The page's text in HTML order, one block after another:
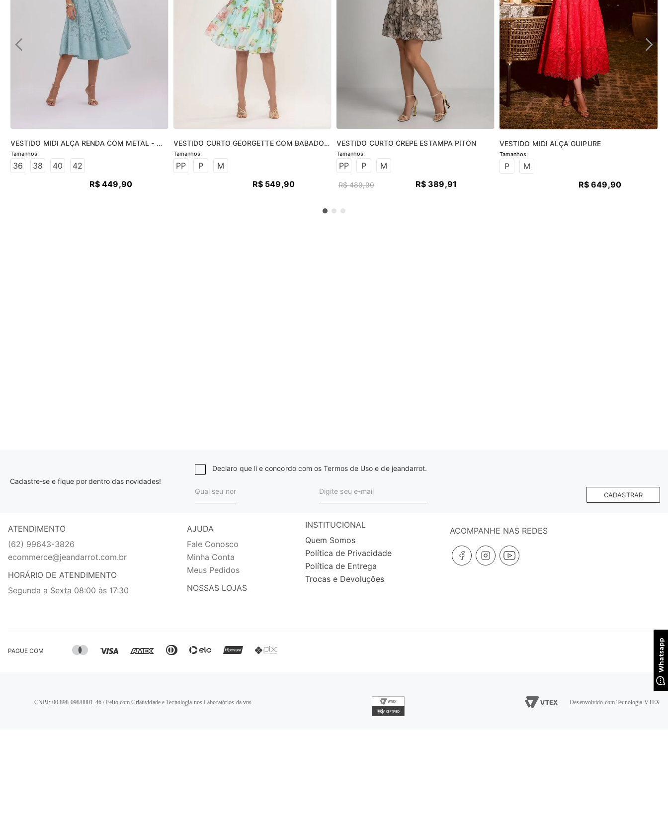
VESTIDO MIDI ALÇA RENDA COM METAL -
VERDE
36 38 40
42
R$ 449,90
VESTIDO CURTO GEORGETTE COM BABADOS
- FLORAL
PP P
M
R$ 549,90
VESTIDO CURTO CREPE ESTAMPA PITON
PP P M
R$ 489,90 R$ 389,91
VESTIDO MIDI ALÇA GUIPURE
P
M
R$ 649,90
Cadastre-se e fique por dentro das novidades!
Declaro que li e concordo com os Termos de Uso e de jeandarrot.
CADASTRAR
ATENDIMENTO
(62) 99643-3826
ecommerce@jeandarrot.com.br
HORÁRIO DE ATENDIMENTO
Segunda a Sexta 08:00 às 17:30
AJUDA
Fale Conosco
Minha Conta
Meus Pedidos
NOSSAS LOJAS
INSTITUCIONAL
Quem Somos
Política de Privacidade
Política de Entrega
Trocas e Devoluções
ACOMPANHE NAS REDES
PAGUE COM
CNPJ: 00.898.098/0001-46 / Feito com Criatividade e Tecnologia nos Laboratórios da vns Desenvolvido com Tecnologia VTEX